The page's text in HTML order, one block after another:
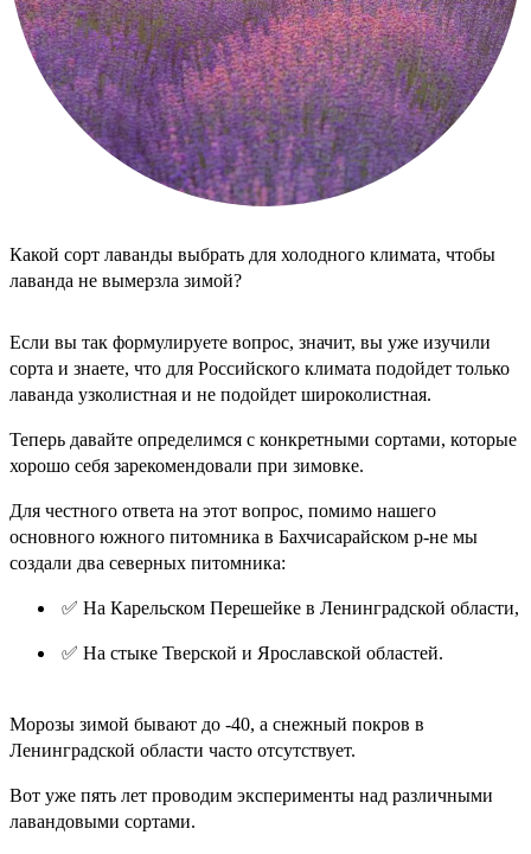
Какой сорт лаванды выбрать для холодного климата, чтобы
лаванда не вымерзла зимой?
Если вы так формулируете вопрос, значит, вы уже изучили
сорта и знаете, что для Российского климата подойдет только
лаванда узколистная и не подойдет широколистная.
Теперь давайте определимся с конкретными сортами, которые
хорошо себя зарекомендовали при зимовке.
Для честного ответа на этот вопрос, помимо нашего
основного южного питомника в Бахчисарайском р-не мы
создали два северных питомника:
✅ На Карельском Перешейке в Ленинградской области,
✅ На стыке Тверской и Ярославской областей.
Морозы зимой бывают до -40, а снежный покров в
Ленинградской области часто отсутствует.
Вот уже пять лет проводим эксперименты над различными
лавандовыми сортами.